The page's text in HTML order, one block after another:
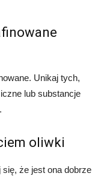
Unikaj tych,
lub substancje
oliwki
się, że jest ona dobrze